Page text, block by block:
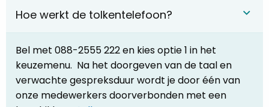
Hoe werkt de tolkentelefoon?
Bel met 088-2555 222 en kies optie 1 in het
keuzemenu. Na het doorgeven van de taal en
verwachte gespreksduur wordt je door één van
onze medewerkers doorverbonden met een